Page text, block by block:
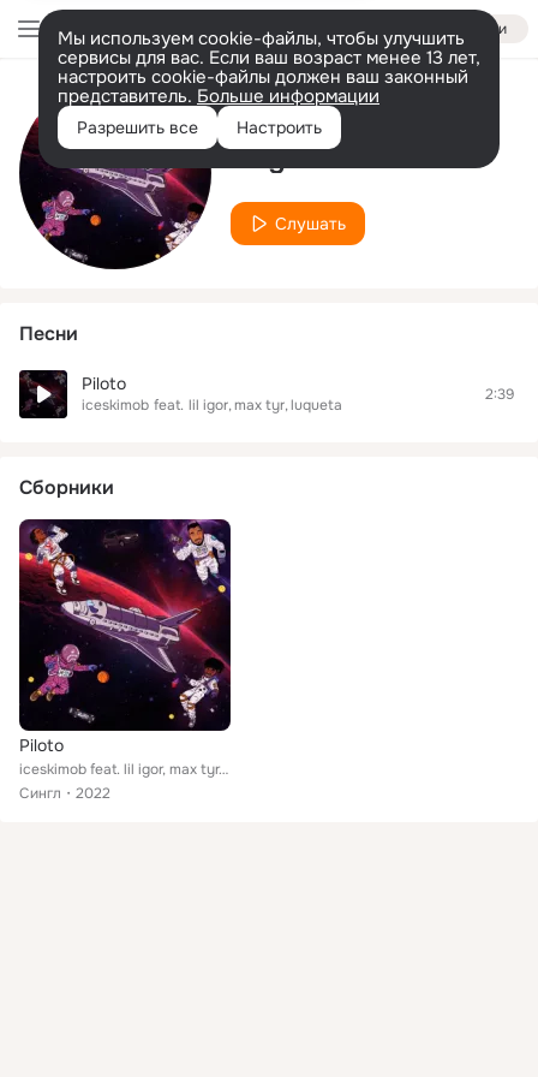
Войти
Мы используем cookie-файлы, чтобы улучшить
сервисы для вас. Если ваш возраст менее 13 лет,
настроить cookie-файлы должен ваш законный
представитель. Больше информации
Разрешить все Настроить
Исполнитель
lil igor
Слушать
Песни
Piloto
iceskimob feat. lil igor max tyr luqueta
2:39
Сборники
Piloto
iceskimob feat. lil igor, max tyr, luqueta
Сингл
2022